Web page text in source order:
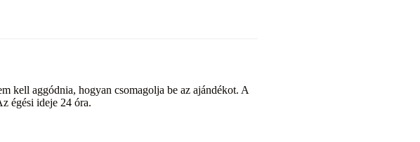
kell aggódnia, hogyan csomagolja be az ajándékot. A
égési ideje 24 óra.